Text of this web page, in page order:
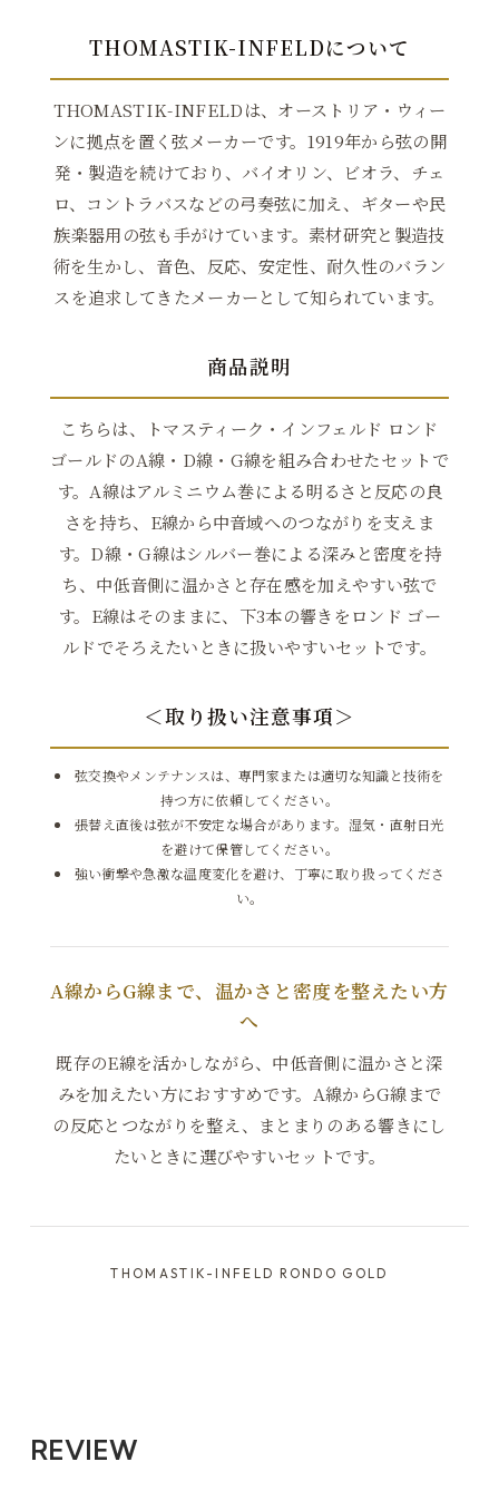
THOMASTIK-INFELDについて
THOMASTIK-INFELDは、オーストリア・ウィー
ンに拠点を置く弦メーカーです。1919年から弦の開
発・製造を続けており、バイオリン、ビオラ、チェ
ロ、コントラバスなどの弓奏弦に加え、ギターや民
族楽器用の弦も手がけています。素材研究と製造技
術を生かし、音色、反応、安定性、耐久性のバラン
スを追求してきたメーカーとして知られています。
商品説明
こちらは、トマスティーク・インフェルド ロンド
ゴールドのA線・D線・G線を組み合わせたセットで
す。A線はアルミニウム巻による明るさと反応の良
さを持ち、E線から中音域へのつながりを支えま
す。D線・G線はシルバー巻による深みと密度を持
ち、中低音側に温かさと存在感を加えやすい弦で
す。E線はそのままに、下3本の響きをロンド ゴー
ルドでそろえたいときに扱いやすいセットです。
＜取り扱い注意事項＞
弦交換やメンテナンスは、専門家または適切な知識と技術を
持つ方に依頼してください。
張替え直後は弦が不安定な場合があります。湿気・直射日光
を避けて保管してください。
強い衝撃や急激な温度変化を避け、丁寧に取り扱ってくださ
い。
A線からG線まで、温かさと密度を整えたい方
へ
既存のE線を活かしながら、中低音側に温かさと深
みを加えたい方におすすめです。A線からG線まで
の反応とつながりを整え、まとまりのある響きにし
たいときに選びやすいセットです。
THOMASTIK-INFELD RONDO GOLD
REVIEW